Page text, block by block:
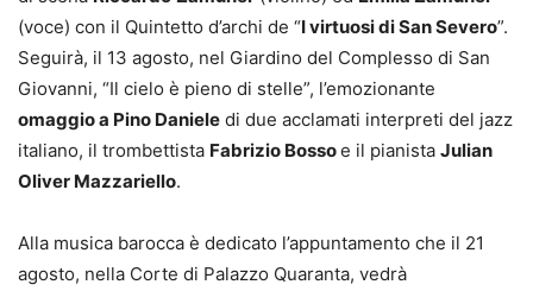
(voce) con il Quintetto d’archi de “I virtuosi di San Severo”.
Seguirà, il 13 agosto, nel Giardino del Complesso di San
Giovanni, “Il cielo è pieno di stelle”, l’emozionante
omaggio a Pino Daniele di due acclamati interpreti del jazz
italiano, il trombettista Fabrizio Bossoe il pianista Julian
Oliver Mazzariello.
Alla musica barocca è dedicato l’appuntamento che il 21
agosto, nella Corte di Palazzo Quaranta, vedrà